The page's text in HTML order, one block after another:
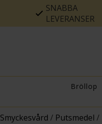
SNABBA
LEVERANSER
Bröllop
Smyckesvård / Putsmedel /